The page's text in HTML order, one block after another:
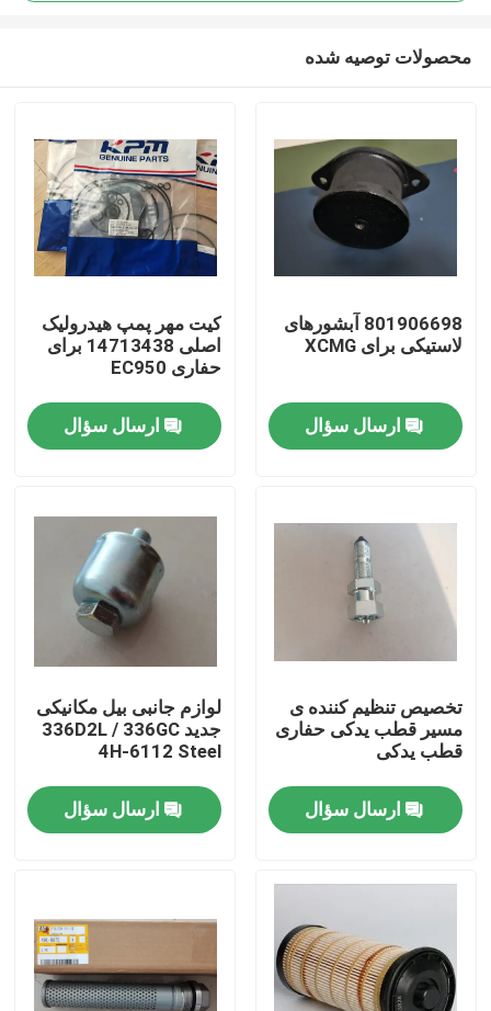
محصولات
درباره ما
کنترل کیفیت
با ما تماس بگیرید
درخواست نقل قول
قطعات یدکی بیل مکانیکی
محصولات توصیه شده
801906698 آبشورهای
لاستیکی برای XCMG
ارسال سؤال
کیت مهر پمپ هیدرولیک
اصلی 14713438 برای
حفاری EC950
ارسال سؤال
تخصیص تنظیم کننده ی
مسیر قطب یدکی حفاری
قطب یدکی
ارسال سؤال
لوازم جانبی بیل مکانیکی
جدید 336D2L / 336GC
4H-6112 Steel
ارسال سؤال